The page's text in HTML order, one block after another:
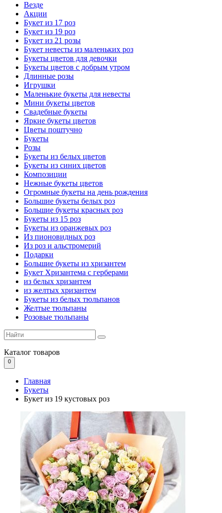
Везде
Акции
Букет из 17 роз
Букет из 19 роз
Букет из 21 розы
Букет невесты из маленьких роз
Букеты цветов для девочки
Букеты цветов с добрым утром
Длинные розы
Игрушки
Маленькие букеты для невесты
Мини букеты цветов
Свадебные букеты
Яркие букеты цветов
Цветы поштучно
Букеты
Розы
Букеты из белых цветов
Букеты из синих цветов
Композиции
Нежные букеты цветов
Огромные букеты на день рождения
Большие букеты белых роз
Большие букеты красных роз
Букеты из 15 роз
Букеты из оранжевых роз
Из пионовидных роз
Из роз и альстромерий
Подарки
Большие букеты из хризантем
Букет Хризантема с герберами
из белых хризантем
из желтых хризантем
Букеты из белых тюльпанов
Желтые тюльпаны
Розовые тюльпаны
Каталог товаров
0
Главная
Букеты
Букет из 19 кустовых роз